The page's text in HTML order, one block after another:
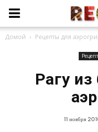
Домой Рецепты для
Рагу
11 ноября